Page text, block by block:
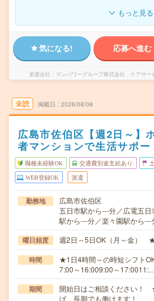
もっと見る
気になる! 応募へ進む
派遣会社 マンパワーグループ株式会社 ケアサー
未読 掲載日 2026/08/08
広島市佐伯区【週2日～】
者マンションで生活サポー
職種未経験OK 交通費別途支給あり
WEB登録OK 派遣
勤務地
広島市佐伯区
五日市駅から---分／広電五
駅から---分／楽々園駅から---
曜日頻度 週2日～5日OK（月～金）
時間
★1日4時間～の時短シフト
7:00～16:009:00～
期間
開始日はご相談ください
ば、長期でも働けます！